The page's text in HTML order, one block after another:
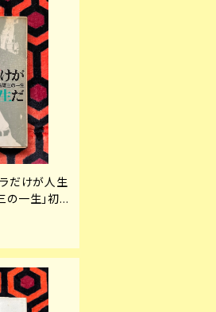
だけが人生
一生」初
キー堺 若